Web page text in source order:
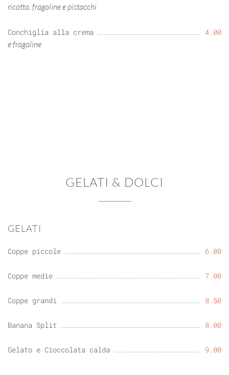
ricotta, fragoline e pistacchi
Conchiglia alla crema 4.00
e fragoline
GELATI & DOLCI
GELATI
Coppe piccole 6.00
Coppe medie 7.00
Coppe grandi 8.50
Banana Split 8.00
Gelato e Cioccolata calda 9.00